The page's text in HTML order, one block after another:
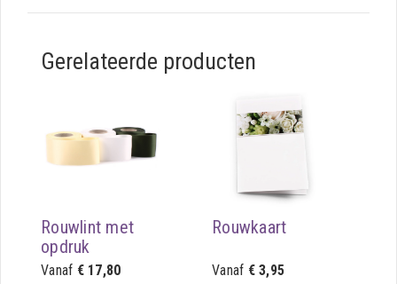
Gerelateerde producten
Rouwlint met
opdruk
Vanaf € 17,80
Rouwkaart
Vanaf € 3,95